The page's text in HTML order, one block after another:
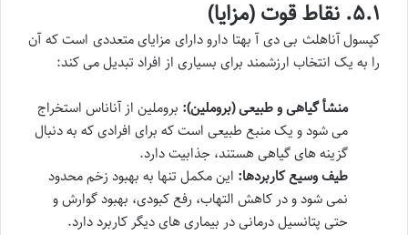
۵.۱. نقاط قوت (مزایا)
کپسول آناهلث بی دی آ بهتا دارو دارای مزایای متعددی است که آن
را به یک انتخاب ارزشمند برای بسیاری از افراد تبدیل می کند:
منشأ گیاهی و طبیعی (بروملین): بروملین از آناناس استخراج
می شود و یک منبع طبیعی است که برای افرادی که به دنبال
گزینه های گیاهی هستند، جذابیت دارد.
طیف وسیع کاربردها: این مکمل تنها به بهبود زخم محدود
نمی شود و در کاهش التهاب، رفع کبودی، بهبود گوارش و
حتی پتانسیل درمانی در بیماری های دیگر کاربرد دارد.